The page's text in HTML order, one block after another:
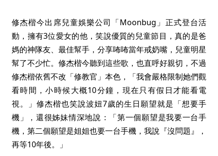
修杰楷今出席兒童娛樂公司「Moonbug」正式登台活
動，擁有3位愛女的他，笑說優質的兒童節目，真的是爸
媽的神隊友、最佳幫手，分享咘咘當年戒奶嘴，兒童明星
幫了不少忙。修杰楷今聽到這些歌，也直呼好親切，不過
修杰楷依舊不改「修教官」本色，「我會嚴格限制她們觀
看時間，小時候大概10分鐘，現在只有假日才能看電
視。」修杰楷也笑說波妞7歲的生日願望就是「想要手
機」，還很姊妹情深地說：「第一個願望是我要一台手
機，第二個願望是姐姐也要一台手機，我說『沒問題』，
再等10年後。」